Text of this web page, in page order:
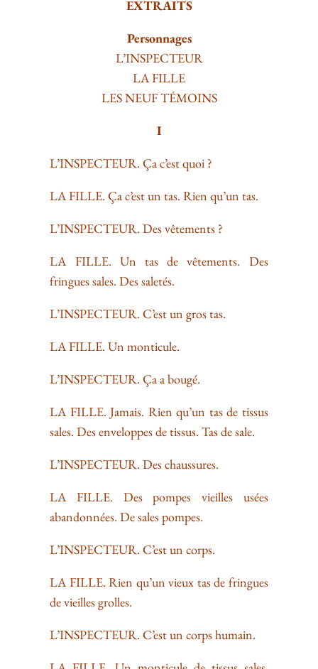
EXTRAITS
Personnages
L’INSPECTEUR
LA FILLE
LES NEUF TÉMOINS
I
L’INSPECTEUR. Ça c’est quoi ?
LA FILLE. Ça c’est un tas. Rien qu’un tas.
L’INSPECTEUR. Des vêtements ?
LA FILLE. Un tas de vêtements. Des
fringues sales. Des saletés.
L’INSPECTEUR. C’est un gros tas.
LA FILLE. Un monticule.
L’INSPECTEUR. Ça a bougé.
LA FILLE. Jamais. Rien qu’un tas de tissus
sales. Des enveloppes de tissus. Tas de sale.
L’INSPECTEUR. Des chaussures.
LA FILLE. Des pompes vieilles usées
abandonnées. De sales pompes.
L’INSPECTEUR. C’est un corps.
LA FILLE. Rien qu’un vieux tas de fringues
de vieilles grolles.
L’INSPECTEUR. C’est un corps humain.